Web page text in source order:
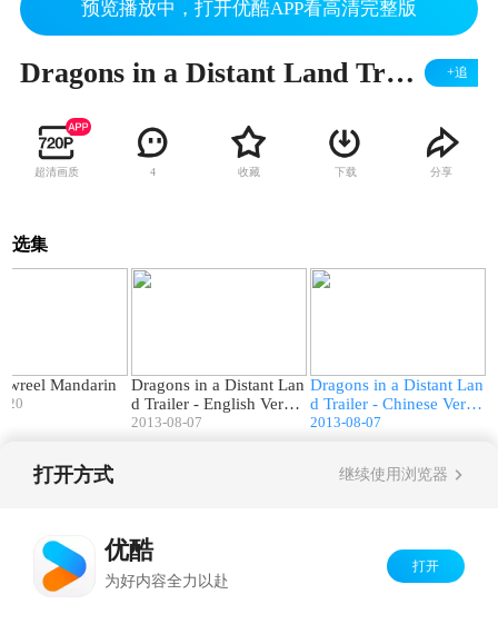
预览播放中，打开优酷APP看高清完整版
Dragons in a Distant Land Trailer - Chinese Version +追
超清画质 4 收藏 下载 分享
选集
Mandarin
20
Dragons in a Distant Lan
d Trailer - English Versio
n
2013-08-07
Dragons in a Distant Lan
d Trailer - Chinese Versi
on
2013-08-07
打开方式 继续使用浏览器
优酷
为好内容全力以赴
打开